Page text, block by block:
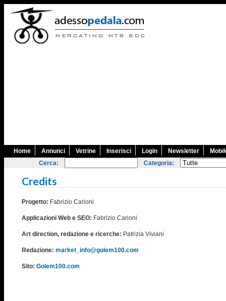
Home Annunci Vetrine Inserisci Login Newsletter
Cerca:
Categoria:
Credits
Progetto: Fabrizio Carioni
Applicazioni Web e SEO: Fabrizio Carioni
Art direction, redazione e ricerche: Patrizia Viviani
Redazione: market_info@golem100.com
Sito: Golem100.com